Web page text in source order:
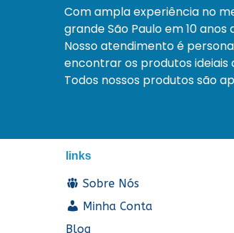
Com ampla experiência no
grande São Paulo em 10 anos
Nosso atendimento é
encontrar os produtos ideiais
Todos nossos produtos são
links
Sobre Nós
Minha Conta
Blog